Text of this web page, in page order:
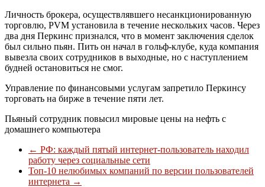
Личность брокера, осуществлявшего несанкционированную
торговлю, PVM установила в течение нескольких часов. Через
два дня Перкинс признался, что в момент заключения сделок
был сильно пьян. Пить он начал в гольф-клубе, куда компания
вывезла своих сотрудников в выходные, но с наступлением
будней остановиться не смог.
Управление по финансовыми услугам запретило Перкинсу
торговать на бирже в течение пяти лет.
Пьяный сотрудник повысил мировые цены на нефть с
домашнего компьютера
← РФ: каждый пятый интернет-пользователь находил
работу через социальные сети
Топ-10 нелюбимых компаний по версии пользователей
интернета →